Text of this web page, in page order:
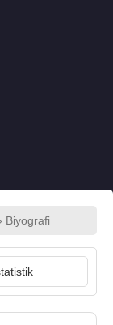
› Biyografi